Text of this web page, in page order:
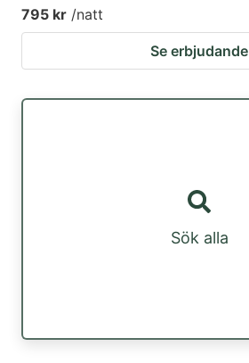
795 kr /natt
Se erbjudande
Sök alla